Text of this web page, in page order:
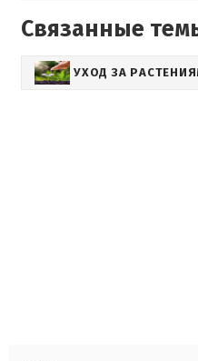
Связанные
УХОД ЗА